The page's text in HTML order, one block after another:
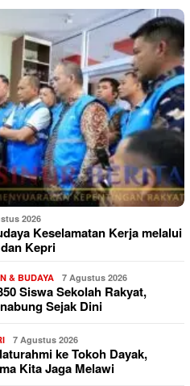
2026
Keselamatan Kerja melalui
Kepri
& BUDAYA 7 Agustus 2026
Siswa Sekolah Rakyat,
Sejak Dini
7 Agustus 2026
ke Tokoh Dayak,
Kita Jaga Melawi